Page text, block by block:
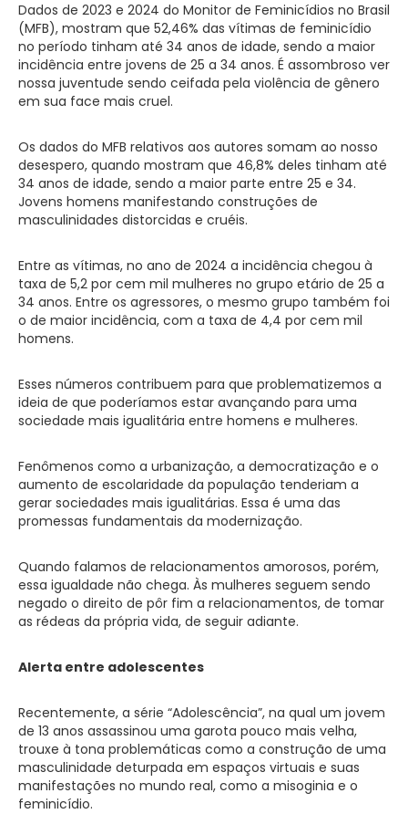
Dados de 2023 e 2024 do Monitor de Feminicídios no Brasil
(MFB), mostram que 52,46% das vítimas de feminicídio
no período tinham até 34 anos de idade, sendo a maior
incidência entre jovens de 25 a 34 anos. É assombroso ver
nossa juventude sendo ceifada pela violência de gênero
em sua face mais cruel.
Os dados do MFB relativos aos autores somam ao nosso
desespero, quando mostram que 46,8% deles tinham até
34 anos de idade, sendo a maior parte entre 25 e 34.
Jovens homens manifestando construções de
masculinidades distorcidas e cruéis.
Entre as vítimas, no ano de 2024 a incidência chegou à
taxa de 5,2 por cem mil mulheres no grupo etário de 25 a
34 anos. Entre os agressores, o mesmo grupo também foi
o de maior incidência, com a taxa de 4,4 por cem mil
homens.
Esses números contribuem para que problematizemos a
ideia de que poderíamos estar avançando para uma
sociedade mais igualitária entre homens e mulheres.
Fenômenos como a urbanização, a democratização e o
aumento de escolaridade da população tenderiam a
gerar sociedades mais igualitárias. Essa é uma das
promessas fundamentais da modernização.
Quando falamos de relacionamentos amorosos, porém,
essa igualdade não chega. Às mulheres seguem sendo
negado o direito de pôr fim a relacionamentos, de tomar
as rédeas da própria vida, de seguir adiante.
Alerta entre adolescentes
Recentemente, a série “Adolescência”, na qual um jovem
de 13 anos assassinou uma garota pouco mais velha,
trouxe à tona problemáticas como a construção de uma
masculinidade deturpada em espaços virtuais e suas
manifestações no mundo real, como a misoginia e o
feminicídio.